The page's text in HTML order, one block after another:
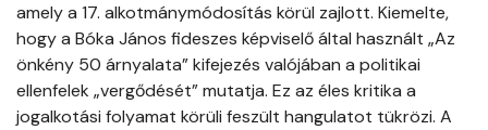
amely a 17. alkotmánymódosítás körül zajlott. Kiemelte,
hogy a Bóka János fideszes képviselő által használt „Az
önkény 50 árnyalata” kifejezés valójában a politikai
ellenfelek „vergődését” mutatja. Ez az éles kritika a
jogalkotási folyamat körüli feszült hangulatot tükrözi. A